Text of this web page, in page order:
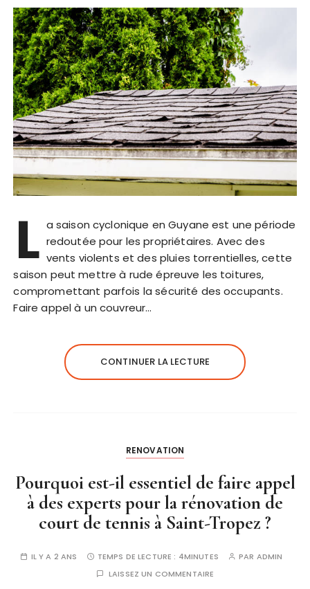
L a saison cyclonique en Guyane est une période
redoutée pour les propriétaires. Avec des
vents violents et des pluies torrentielles, cette
saison peut mettre à rude épreuve les toitures,
compromettant parfois la sécurité des occupants.
Faire appel à un couvreur…
CONTINUER LA LECTURE
RENOVATION
Pourquoi est-il essentiel de faire appel
à des experts pour la rénovation de
court de tennis à Saint-Tropez ?
IL Y A 2 ANS TEMPS DE LECTURE : 4MINUTES PAR ADMIN
LAISSEZ UN COMMENTAIRE